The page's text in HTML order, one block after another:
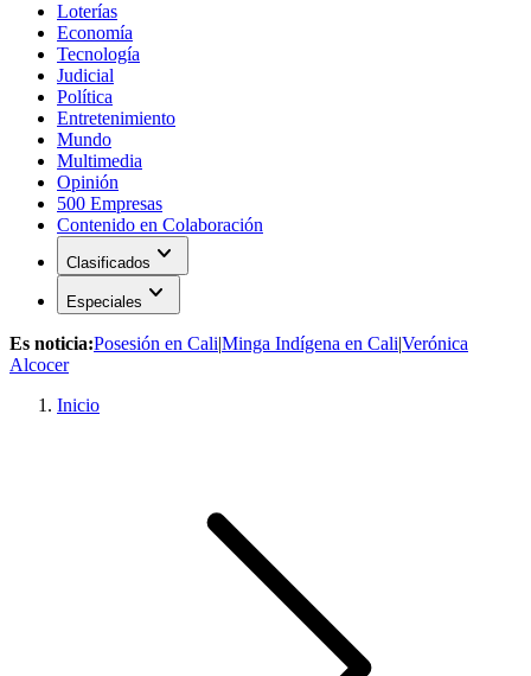
Loterías
Economía
Tecnología
Judicial
Política
Entretenimiento
Mundo
Multimedia
Opinión
500 Empresas
Contenido en Colaboración
Clasificados expand_more
Especiales expand_more
Es noticia:Posesión en Cali|Minga Indígena en Cali|Verónica
Alcocer
Inicio